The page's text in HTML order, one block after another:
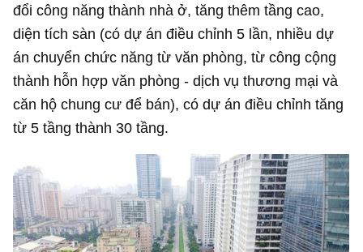
đổi công năng thành nhà ở, tăng thêm tầng cao,
diện tích sàn (có dự án điều chỉnh 5 lần, nhiều dự
án chuyển chức năng từ văn phòng, từ công cộng
thành hỗn hợp văn phòng - dịch vụ thương mại và
căn hộ chung cư để bán), có dự án điều chỉnh tăng
từ 5 tầng thành 30 tầng.